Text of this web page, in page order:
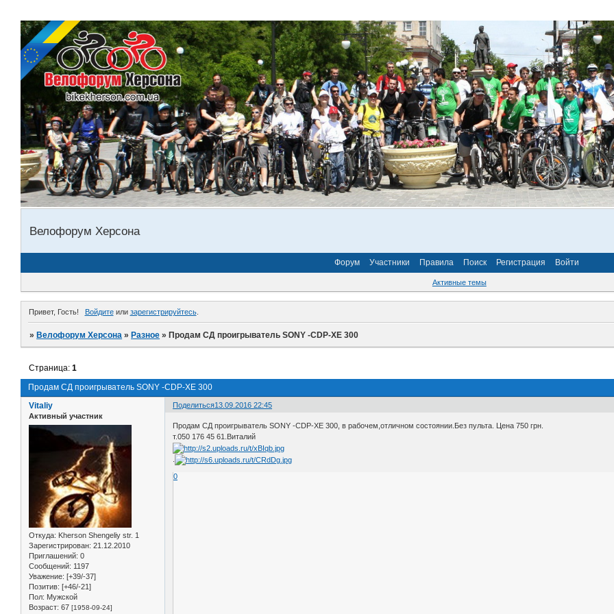
Велофорум Херсона
Форум Участники Правила Поиск Регистрация Войти
Активные темы
Привет, Гость! Войдитеили зарегистрируйтесь.
» Велофорум Херсона » Разное » Продам СД проигрыватель SONY -CDP-XE 300
Продам СД проигрыватель SONY -CDP-XE 300
Страница:1
Поделиться13.09.2016 22:45
Vitaliy
Активный участник
Откуда: Kherson Shengeliy str. 1
Зарегистрирован: 21.12.2010
Приглашений: 0
Сообщений: 1197
Уважение: [+39/-37]
Позитив: [+46/-21]
Пол: Мужской
Возраст: 67 [1958-09-24]
Продам СД проигрыватель SONY -CDP-XE 300, в рабочем,отличном состоянии.Без пульта. Цена 750 грн.
т.050 176 45 61.Виталий
0